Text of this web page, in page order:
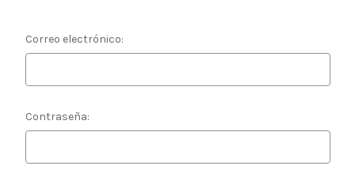
Correo electrónico:
Contraseña: